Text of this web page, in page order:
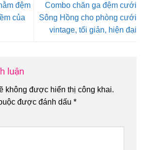
đệm
của
Combo chăn ga đệm cưới
Sông Hồng cho phòng cưới
vintage, tối giản, hiện đại
luận
không được hiển thị công khai.
được đánh dấu *